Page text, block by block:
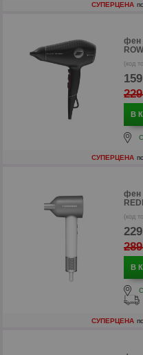
СУПЕРЦЕНА
фен
(код
159
229
В
СУПЕРЦЕНА
фен
(код
229
289
В
СУПЕРЦЕНА